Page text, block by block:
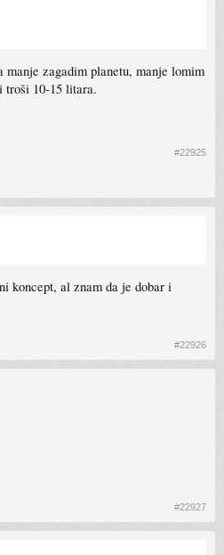
zagadim planetu, manje lomim
troši 10-15 litara.
#22925
koncept, al znam da je dobar i
#22926
#22927